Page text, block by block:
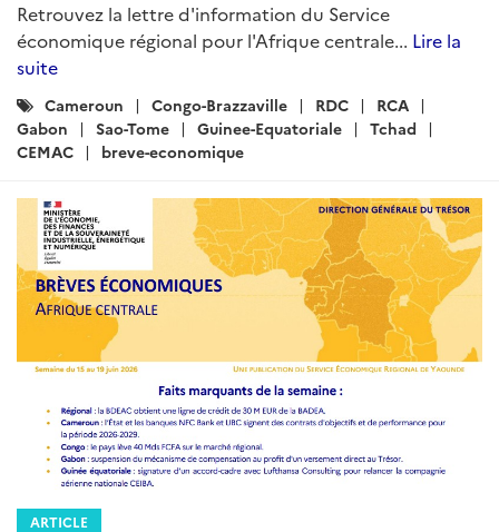
Retrouvez la lettre d'information du Service
économique régional pour l'Afrique centrale... Lire la
suite
Catégories
:
Cameroun Congo-Brazzaville RDC
RCA
Gabon
Sao-Tome Guinee-Equatoriale
Tchad
CEMAC
breve-economique
ARTICLE